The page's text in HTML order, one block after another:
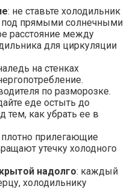
: не ставьте холодильник
под прямыми солнечными
расстояние между
для циркуляции
на стенках
по разморозке.
еде остыть до
тем, как убрать ее в
плотно прилегающие
утечку холодного
надолго: каждый
холодильнику